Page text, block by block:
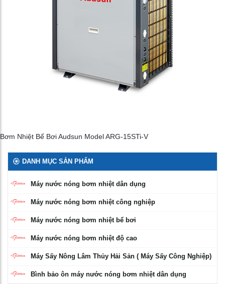
Bơm Nhiệt Bể Bơi Audsun Model ARG-15STi-V
DANH MỤC SẢN PHẨM
Máy nước nóng bơm nhiệt dân dụng
Máy nước nóng bơm nhiệt công nghiệp
Máy nước nóng bơm nhiệt bể bơi
Máy nước nóng bơm nhiệt độ cao
Máy Sấy Nông Lâm Thủy Hải Sản ( Máy Sấy Công Nghiệp)
Bình bảo ôn máy nước nóng bơm nhiệt dân dụng